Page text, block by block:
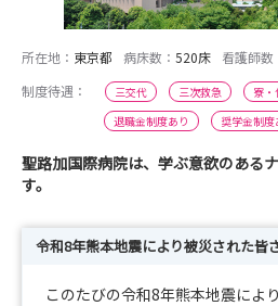
所在地： 東京都 病床数： 520床 看護師数
制度待遇：
三交代 三次救急 寮・
退職金制度あり
奨学金制度
聖路加国際病院は、学ぶ意欲のある
す。
令和8年熊本地震により被災された皆
このたびの令和8年熊本地震によ